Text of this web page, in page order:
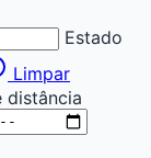
Estado
Limpar
distância